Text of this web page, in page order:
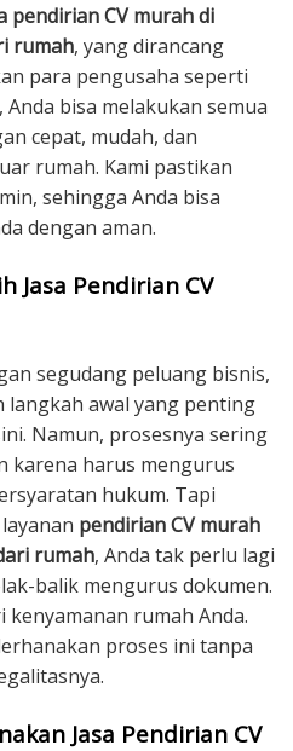
pendirian CV murah di
rumah, yang dirancang
para pengusaha seperti
bisa melakukan semua
cepat, mudah, dan
rumah. Kami pastikan
sehingga Anda bisa
dengan aman.
Jasa Pendirian CV
segudang peluang bisnis,
langkah awal yang penting
Namun, prosesnya sering
karena harus mengurus
hukum. Tapi
pendirian CV murah
rumah, Anda tak perlu lagi
balik mengurus dokumen.
kenyamanan rumah Anda.
proses ini tanpa
Jasa Pendirian CV